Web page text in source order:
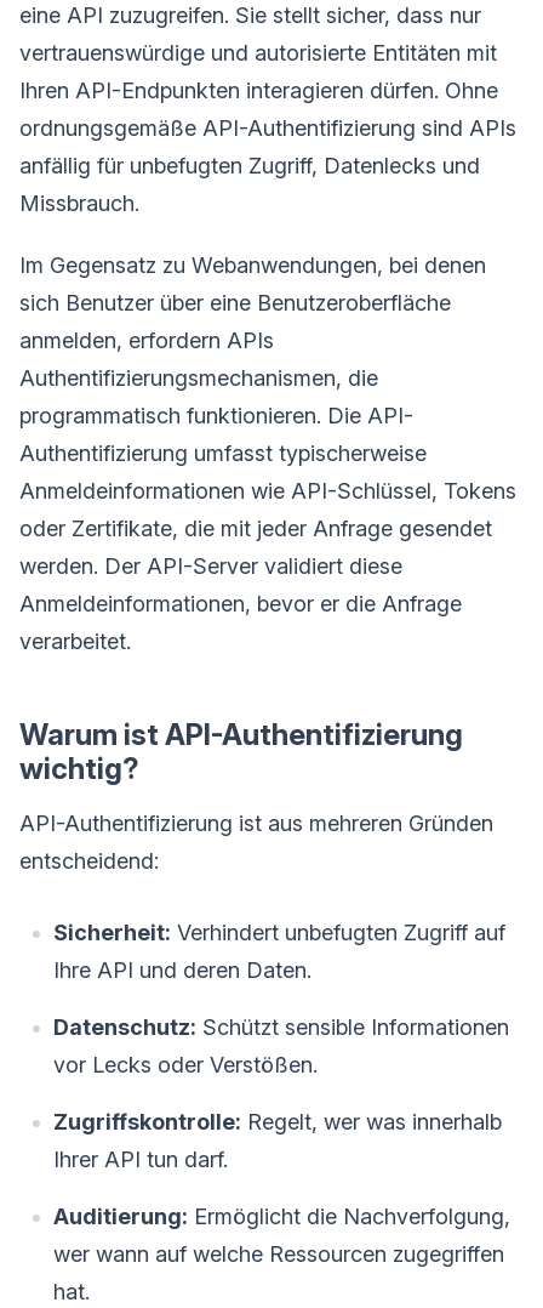
eine API zuzugreifen. Sie stellt sicher, dass nur
vertrauenswürdige und autorisierte Entitäten mit
Ihren API-Endpunkten interagieren dürfen. Ohne
ordnungsgemäße API-Authentifizierung sind APIs
anfällig für unbefugten Zugriff, Datenlecks und
Missbrauch.
Im Gegensatz zu Webanwendungen, bei denen
sich Benutzer über eine Benutzeroberfläche
anmelden, erfordern APIs
Authentifizierungsmechanismen, die
programmatisch funktionieren. Die API-
Authentifizierung umfasst typischerweise
Anmeldeinformationen wie API-Schlüssel, Tokens
oder Zertifikate, die mit jeder Anfrage gesendet
werden. Der API-Server validiert diese
Anmeldeinformationen, bevor er die Anfrage
verarbeitet.
Warum ist API-Authentifizierung
wichtig?
API-Authentifizierung ist aus mehreren Gründen
entscheidend:
Sicherheit: Verhindert unbefugten Zugriff auf
Ihre API und deren Daten.
Datenschutz: Schützt sensible Informationen
vor Lecks oder Verstößen.
Zugriffskontrolle: Regelt, wer was innerhalb
Ihrer API tun darf.
Auditierung: Ermöglicht die Nachverfolgung,
wer wann auf welche Ressourcen zugegriffen
hat.